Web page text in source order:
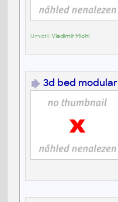
Umístil:Vladimír Michl
3d bed modular